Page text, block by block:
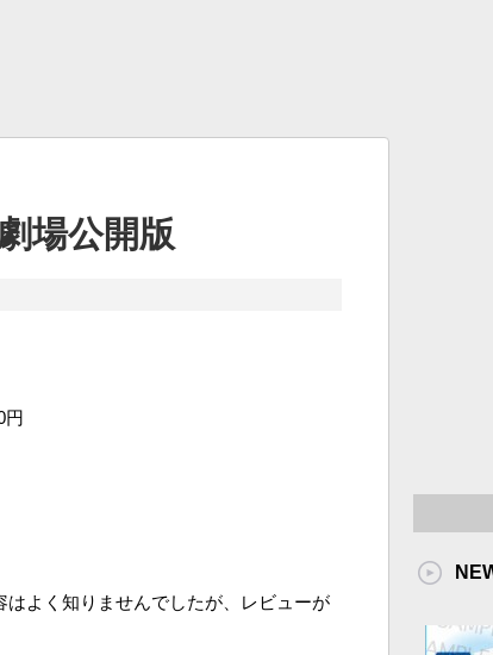
場公開版
円
よく知りませんでしたが、レビューが